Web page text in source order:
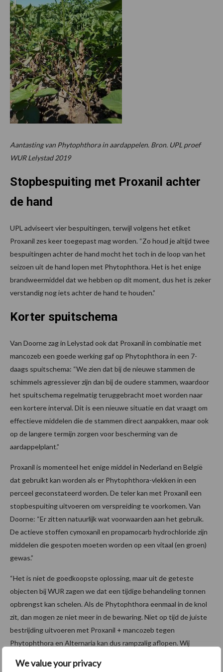
We value your privacy
Aantasting van Phytophthora in aardappelen. Bron. UPL proef
WUR Lelystad 2019
Stopbespuiting met Proxanil achter
de hand
UPL adviseert vier bespuitingen, terwijl volgens het etiket
Proxanil zes keer toegepast mag worden. “Zo houd je altijd twee
bespuitingen achter de hand mocht het toch in de loop van het
seizoen uit de hand lopen met Phytophthora. Het is het enige
brandweermiddel dat we hebben op dit moment, dus het is zeker
verstandig nog iets achter de hand te houden.”
Korter spuitschema
Van Doorne zag in Lelystad ook dat Proxanil in combinatie met
mancozeb een goede werking gaf op Phytophthora in een 7-
daags spuitschema: “We zien dat bij de nieuwe stammen de
schimmels agressiever zijn dan bij de oudere stammen, waardoor
het spuitschema regelmatig teruggebracht moet worden naar
een kortere interval. Dit is een nieuwe situatie en dat vraagt om
effectieve middelen die de stammen direct aanpakken, maar ook
op de langere termijn zorgen voor bescherming van de
aardappelplant.”
Proxanil is momenteel het enige middel in Nederland en België
dat gebruikt kan worden als er Phytophthora-vlekken in een
perceel geconstateerd worden. De teler kan met Proxanil een
stopbespuiting uitvoeren om verspreiding te voorkomen. Van
Doorne: “Er zitten natuurlijk wat voorwaarden aan het gebruik.
De actieve stoffen cymoxanil en propamocarb hydrochloride zijn
middelen die gespoten moeten worden op een vitaal (en groen)
gewas.”
“Het is niet de goedkoopste oplossing, maar uit de geteste
objecten bij WUR zagen we dat een tijdige behandeling tonnen
opbrengst kan schelen. Als de Phytophthora eenmaal in de knol
zit, dan mogen ze niet meer in de bewaring. Niet op tijd de juiste
bestrijding uitvoeren met Proxanil + mancozeb tegen
Phytophthora en Alternaria kan dus rampzalig aflopen. Wij
Phytophthora bestrijding in aardappelen: Voorkomen is beter dan